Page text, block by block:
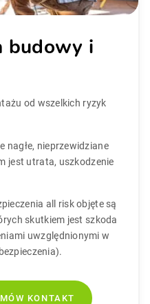
budowy i
od wszelkich ryzyk
nagłe, nieprzewidziane
jest utrata, uszkodzenie
all risk objęte są
skutkiem jest szkoda
uwzględnionymi w
KONTAKT